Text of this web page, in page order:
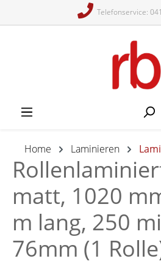
Telefonservice:
Home Laminieren
matt, 1020
m lang, 250
76mm (1